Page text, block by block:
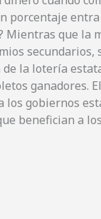
porcentaje
Mientras que la
secundarios,
la lotería
ganadores.
los gobiernos
benefician a